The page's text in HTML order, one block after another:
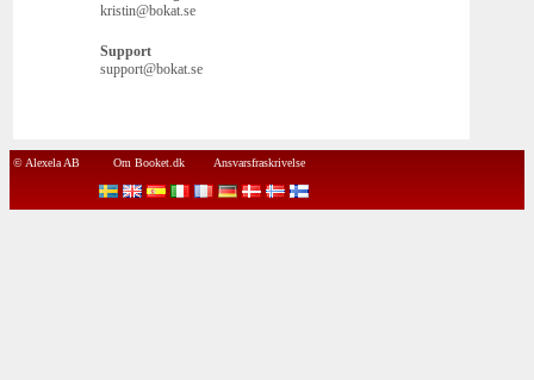
kristin@bokat.se
Support
support@bokat.se
© Alexela AB Om Booket.dk Ansvarsfraskrivelse